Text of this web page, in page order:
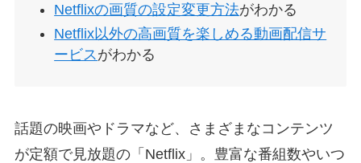
Netflixの画質の設定変更方法がわかる
Netflix以外の高画質を楽しめる動画配信サ
ービスがわかる
話題の映画やドラマなど、さまざまなコンテンツ
が定額で見放題の「Netflix」。豊富な番組数やいつ